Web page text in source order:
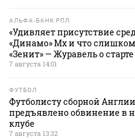
АЛЬФА-БАНК РПЛ
«Удивляет присутствие
«Динамо» Мх и что
«Зенит» — Журавель о
7 августа 14:01
ФУТБОЛ
Футболисту сборной
предъявлено обвинение в
клубе
7 августа 13:32